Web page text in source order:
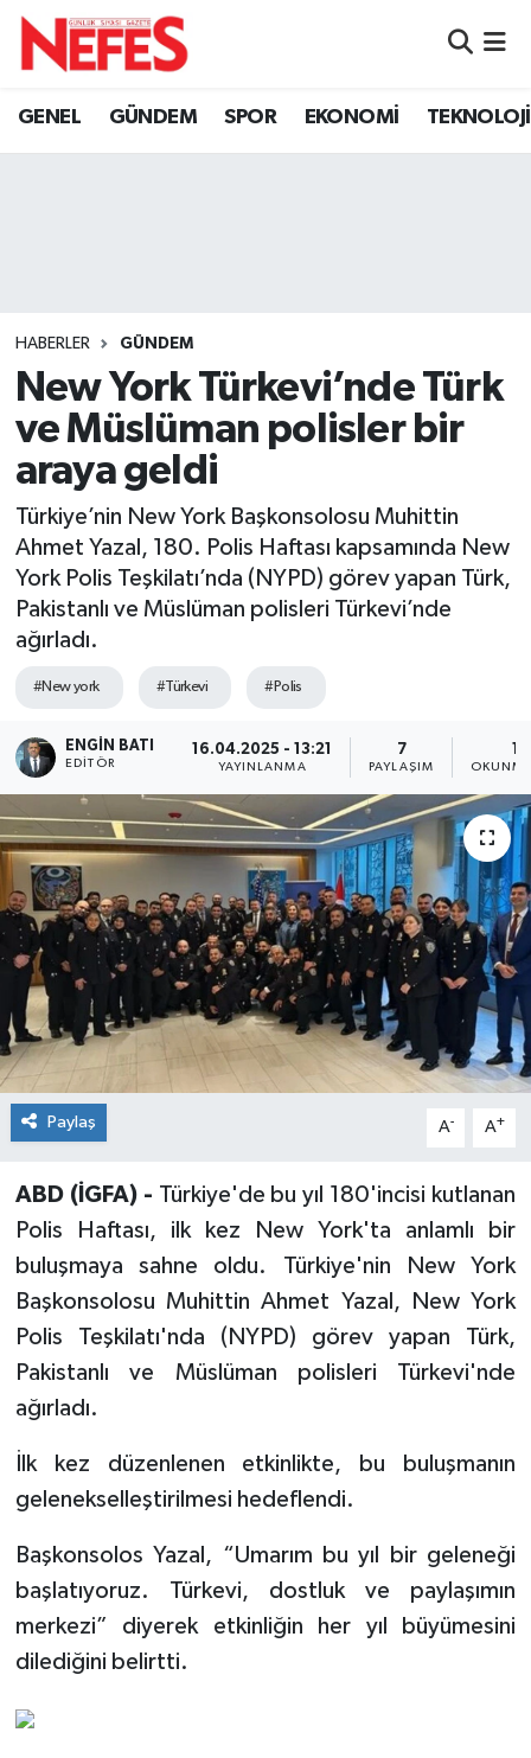
GENEL GÜNDEM SPOR EKONOMİ TEKNOLOJİ
HABERLER GÜNDEM
New York Türkevi’nde Türk
ve Müslüman polisler bir
araya geldi
Türkiye’nin New York Başkonsolosu Muhittin
Ahmet Yazal, 180. Polis Haftası kapsamında New
York Polis Teşkilatı’nda (NYPD) görev yapan Türk,
Pakistanlı ve Müslüman polisleri Türkevi’nde
ağırladı.
#New york #Türkevi #Polis
ENGIN BATI
EDITÖR
16.04.2025 - 13:21
YAYINLANMA
7
PAYLAŞIM
1
Paylaş A- A+
ABD (İGFA) - Türkiye'de bu yıl 180'incisi kutlanan
Polis Haftası, ilk kez New York'ta anlamlı bir
buluşmaya sahne oldu. Türkiye'nin New York
Başkonsolosu Muhittin Ahmet Yazal, New York
Polis Teşkilatı'nda (NYPD) görev yapan Türk,
Pakistanlı ve Müslüman polisleri Türkevi'nde
ağırladı.
İlk kez düzenlenen etkinlikte, bu buluşmanın
gelenekselleştirilmesi hedeflendi.
Başkonsolos Yazal, “Umarım bu yıl bir geleneği
başlatıyoruz. Türkevi, dostluk ve paylaşımın
merkezi” diyerek etkinliğin her yıl büyümesini
dilediğini belirtti.
Hava Durumu
Süper Lig Puan Durumu ve Fikstür
Tüm Manşetler
Son Dakika Haberleri
Haber Arşivi